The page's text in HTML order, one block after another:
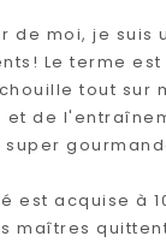
de moi, je suis
Le terme
tout sur
et de
est acquise à
maîtres